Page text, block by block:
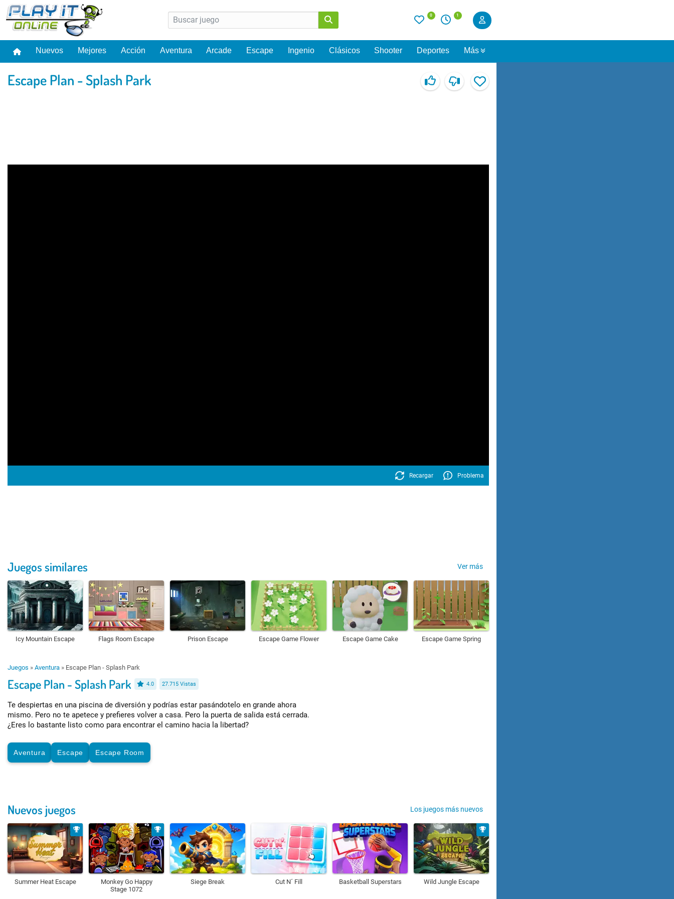
0 1
Nuevos Mejores Acción Aventura Arcade Escape Ingenio Clásicos Shooter Deportes Más
Escape Plan - Splash Park
Recargar Problema
Juegos similares Ver más
Icy Mountain Escape Flags Room Escape Prison Escape Escape Game Flower Escape Game Cake Escape Game Spring
Juegos » Aventura » Escape Plan - Splash Park
Escape Plan - Splash Park 4.0 27.715 Vistas
Te despiertas en una piscina de diversión y podrías estar pasándotelo en grande ahora
mismo. Pero no te apetece y prefieres volver a casa. Pero la puerta de salida está cerrada.
¿Eres lo bastante listo como para encontrar el camino hacia la libertad?
Aventura Escape Escape Room
Nuevos juegos Los juegos más nuevos
Summer Heat Escape
Monkey Go Happy
Stage 1072
Siege Break Cut N´ Fill Basketball Superstars Wild Jungle Escape